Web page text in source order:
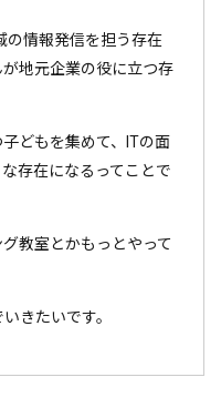
の情報発信を担う存在
地元企業の役に立つ存
どもを集めて、ITの面
存在になるってことで
教室とかもっとやって
きたいです。